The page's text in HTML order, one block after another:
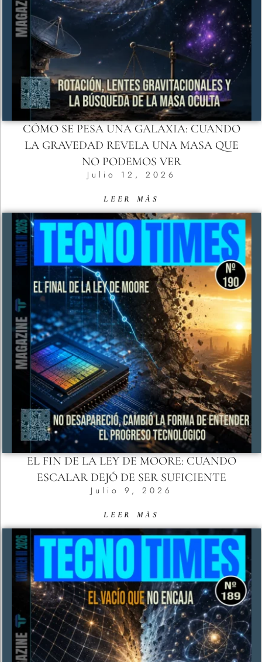
CÓMO SE PESA UNA GALAXIA: CUANDO
LA GRAVEDAD REVELA UNA MASA QUE
NO PODEMOS VER
Julio 12, 2026
LEER MÁS
EL FIN DE LA LEY DE MOORE: CUANDO
ESCALAR DEJÓ DE SER SUFICIENTE
Julio 9, 2026
LEER MÁS